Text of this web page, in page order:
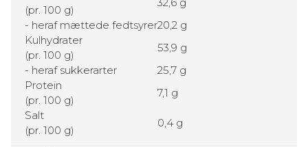
(pr. 100 g)
- heraf mættede fedtsyrer20,2 g
Kulhydrater
(pr. 100 g)
53,9 g
- heraf sukkerarter
25,7 g
Protein
(pr. 100 g)
7,1 g
Salt
(pr. 100 g)
0,4 g